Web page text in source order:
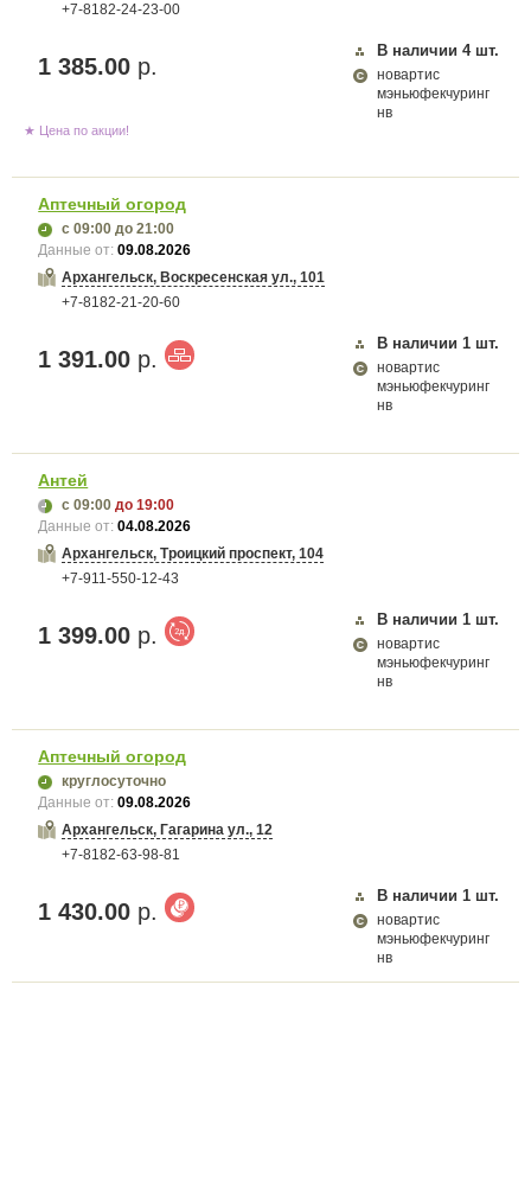
+7-8182-24-23-00
1 385.00 р.
В наличии 4шт.
новартис
мэньюфекчуринг
нв
★ Цена по акции!
Аптечный огород
с 09:00 до 21:00
Данные от:09.08.2026
Архангельск, Воскресенская ул., 101
+7-8182-21-20-60
1 391.00 р.
В наличии 1 шт.
новартис
мэньюфекчуринг
нв
Антей
с 09:00 до 19:00
Данные от:04.08.2026
Архангельск, Троицкий проспект, 104
+7-911-550-12-43
1 399.00 р.
В наличии 1 шт.
новартис
мэньюфекчуринг
нв
Аптечный огород
круглосуточно
Данные от:09.08.2026
Архангельск, Гагарина ул., 12
+7-8182-63-98-81
1 430.00 р.
В наличии 1 шт.
новартис
мэньюфекчуринг
нв